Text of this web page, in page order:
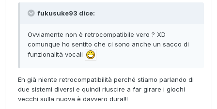
fukusuke93 dice:
Ovviamente non è retrocompatibile vero ? XD
comunque ho sentito che ci sono anche un sacco di
funzionalità vocali
Eh già niente retrocompatibilità perché stiamo parlando di
due sistemi diversi e quindi riuscire a far girare i giochi
vecchi sulla nuova è davvero dura!!!